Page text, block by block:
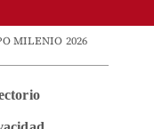
MILENIO 2026